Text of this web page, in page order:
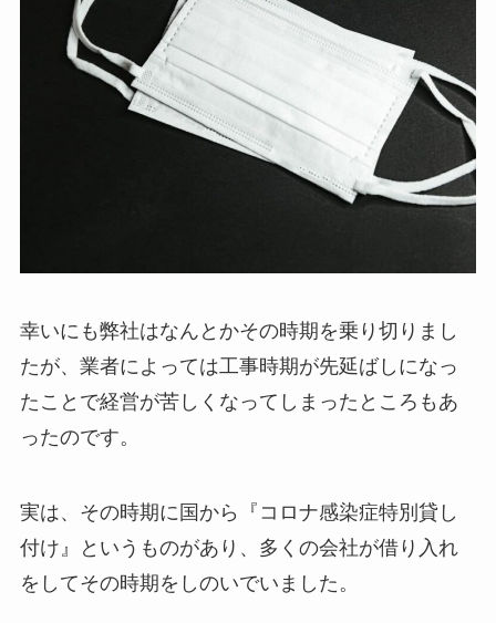
幸いにも弊社はなんとかその時期を乗り切りまし
たが、業者によっては工事時期が先延ばしになっ
たことで経営が苦しくなってしまったところもあ
ったのです。
実は、その時期に国から『コロナ感染症特別貸し
付け』というものがあり、多くの会社が借り入れ
をしてその時期をしのいでいました。